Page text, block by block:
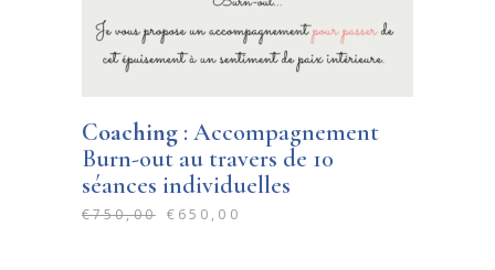
Coaching : Accompagnement
Burn-out au travers de 10
séances individuelles
€750,00 € 650,00